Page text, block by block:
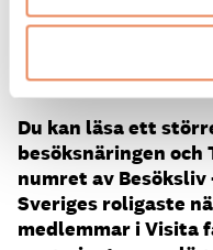
att det kommer att
frågor.Då känns det
Vi
vår personal även är
Du kan läsa ett
besöksnäringen
numret av
Sveriges roligaste
medlemmar i Visita